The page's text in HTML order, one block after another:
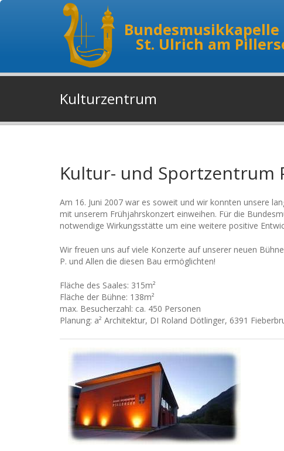
Bundesmusikkapelle
St. Ulrich am
Kulturzentrum
Kultur- und Sportzentrum
Am 16. Juni 2007 war es soweit und wir konnten unsere
mit unserem Frühjahrskonzert einweihen. Für die
notwendige Wirkungsstätte um eine weitere positive
Wir freuen uns auf viele Konzerte auf unserer neuen
P. und Allen die diesen Bau ermöglichten!
Fläche des Saales: 315m²
Fläche der Bühne: 138m²
max. Besucherzahl: ca. 450 Personen
Planung: a² Architektur, DI Roland Dötlinger, 6391